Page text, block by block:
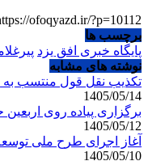
ofoqyazd.ir/?p=10112
برچسب ها
پایگاه خبری افق یزد
نوشته های مشابه
تکذیب نقل قول منتسب به
1405/05/14
برگزاری پیاده روی اربعین حسینی در ۵۰
1405/05/12
آغاز اجرای طرح ملی
1405/05/10